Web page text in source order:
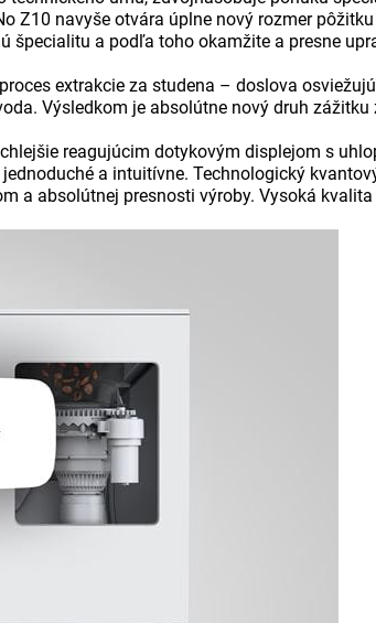
Z10 navyše otvára úplne nový rozmer
špecialitu a podľa toho okamžite a presne
extrakcie za studena – doslova
Výsledkom je absolútne nový druh
reagujúcim dotykovým displejom s
a intuitívne. Technologický
a absolútnej presnosti výroby. Vysoká